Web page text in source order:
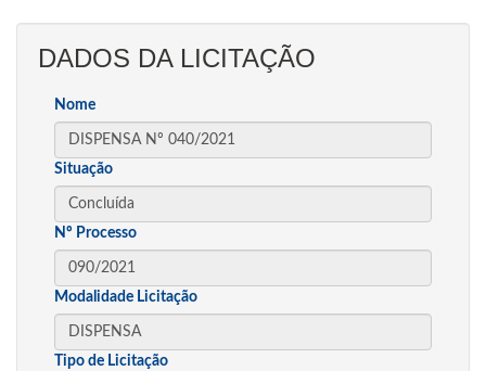
DADOS DA LICITAÇÃO
Nome
Situação
Nº Processo
Modalidade Licitação
Tipo de Licitação